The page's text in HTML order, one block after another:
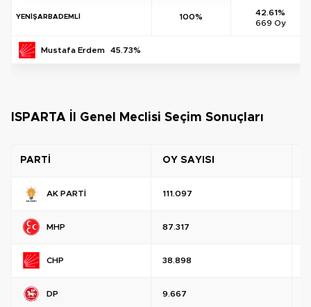
YENİŞARBADEMLİ 100%
42.61%
669 Oy
Mustafa Erdem 45.73%
ISPARTA İl Genel Meclisi Seçim Sonuçları
PARTİ OY SAYISI
AK PARTİ 111.097
MHP 87.317
CHP 38.898
DP 9.667